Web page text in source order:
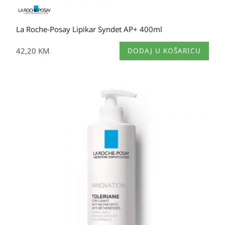
La Roche-Posay Lipikar Syndet AP+ 400ml
42,20 KM DODAJ U KOŠARICU